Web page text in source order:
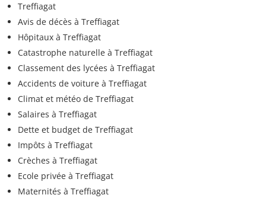
Treffiagat
Avis de décès à Treffiagat
Hôpitaux à Treffiagat
Catastrophe naturelle à Treffiagat
Classement des lycées à Treffiagat
Accidents de voiture à Treffiagat
Climat et météo de Treffiagat
Salaires à Treffiagat
Dette et budget de Treffiagat
Impôts à Treffiagat
Crèches à Treffiagat
Ecole privée à Treffiagat
Maternités à Treffiagat